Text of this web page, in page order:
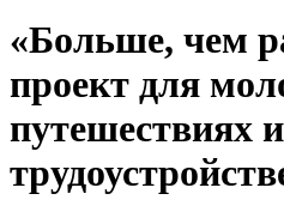
«Больше, чем
проект для
путешествиях и